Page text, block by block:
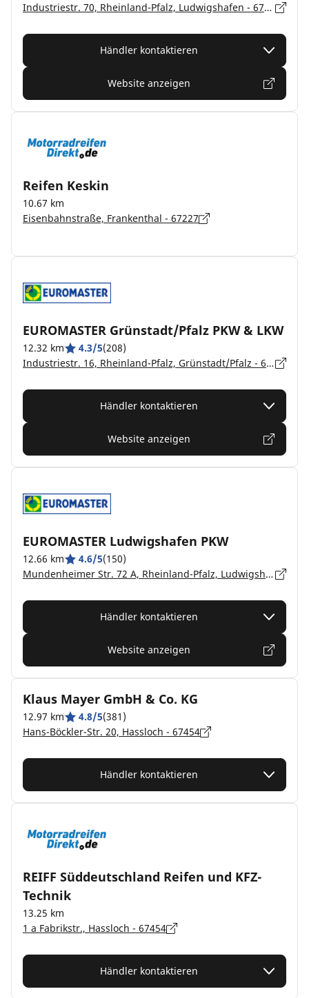
Industriestr. 70, Rheinland-Pfalz, Ludwigshafen - 67063
Händler kontaktieren
Website anzeigen
Reifen Keskin
10.67 km
Eisenbahnstraße, Frankenthal - 67227
EUROMASTER Grünstadt/Pfalz PKW & LKW
12.32 km 4.3/5(208)
Industriestr. 16, Rheinland-Pfalz, Grünstadt/Pfalz - 67269
Händler kontaktieren
Website anzeigen
EUROMASTER Ludwigshafen PKW
12.66 km 4.6/5(150)
Mundenheimer Str. 72 A, Rheinland-Pfalz, Ludwigshafen-Mundenh. - 67061
Händler kontaktieren
Website anzeigen
Klaus Mayer GmbH & Co. KG
12.97 km 4.8/5(381)
Hans-Böckler-Str. 20, Hassloch - 67454
Händler kontaktieren
REIFF Süddeutschland Reifen und KFZ-
Technik
13.25 km
1 a Fabrikstr., Hassloch - 67454
Händler kontaktieren